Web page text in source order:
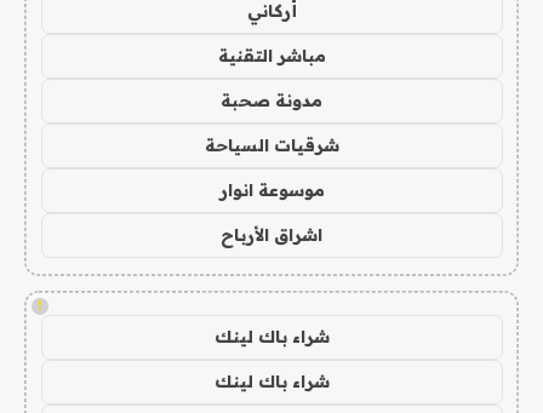
أركاني
مباشر التقنية
مدونة صحبة
شرقيات السياحة
موسوعة انوار
اشراق الأرباح
!
شراء باك لينك
شراء باك لينك